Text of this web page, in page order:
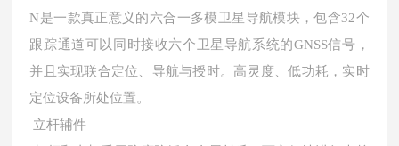
N是一款真正意义的六合一多模卫星导航模块，包含32个
跟踪通道可以同时接收六个卫星导航系统的GNSS信号，
并且实现联合定位、导航与授时。高灵度、低功耗，实时
定位设备所处位置。
立杆辅件